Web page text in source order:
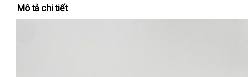
Mô tả chi tiết